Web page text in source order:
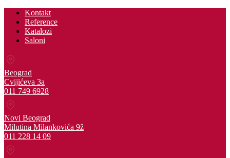
Kontakt
Reference
Katalozi
Saloni
Beograd
Cvijićeva 3a
011 749 6928
Novi Beograd
Milutina Milankovića 9ž
011 228 14 09